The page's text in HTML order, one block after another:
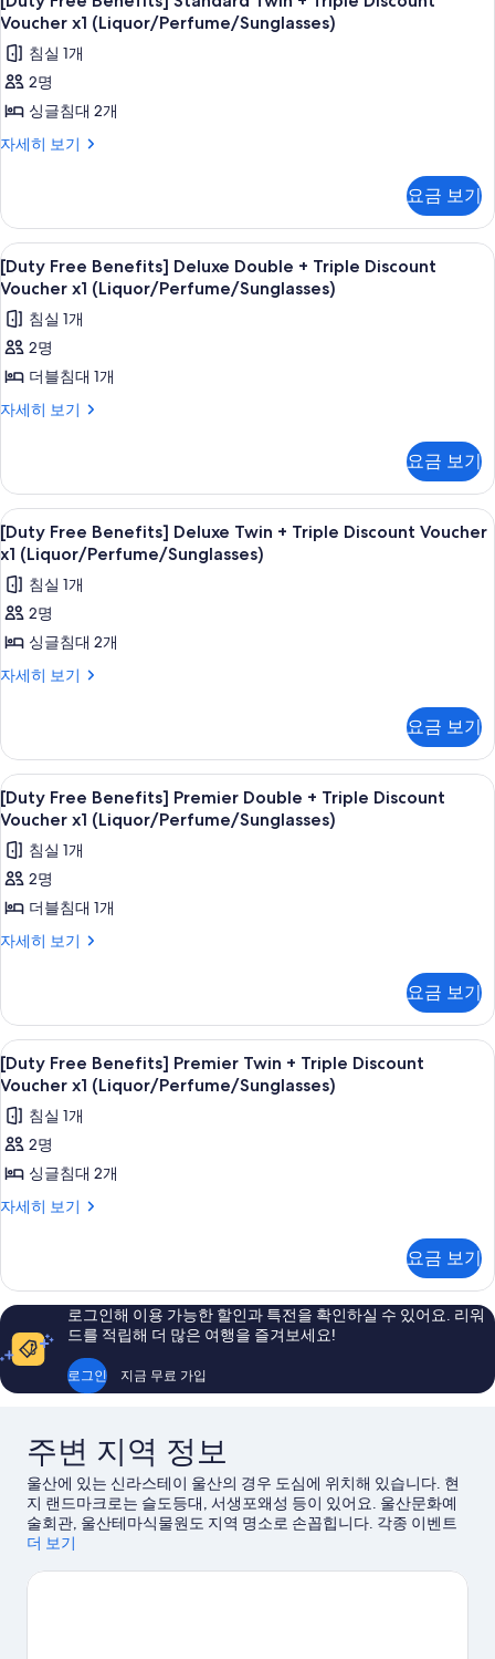
진
모
두
보
기
Discount
x1
(Liquor/Perfume/Sunglasses)
세
히
보
Free
Benefits]
Standard
Twin
+
Triple
x1
(Liquor/Perfume/Sunglasses)
사
진
모
두
보
기
Voucher x1 (Liquor/Perfume/Sunglasses)
침실 1개
2명
싱글침대 2개
자세히 보기
[Duty
Twin
Triple
Discount
x1
(Liquor/Perfume/Sunglasses)
세
히
보
요금 보기
[Duty
Free
Benefits]
Deluxe
Double
+
Triple
x1
(Liquor/Perfume/Sunglasses)
사
진
모
두
보
기
고급 침구, 객실 내 금고, 암막 커튼, 방
10
[Duty Free Benefits] Deluxe Double + Triple Discount
Voucher x1 (Liquor/Perfume/Sunglasses)
침실 1개
2명
더블침대 1개
자세히 보기
[Duty
Double
Triple
Discount
Voucher
x1
(Liquor/Perfume/Sunglasses)
세
히
보
요금 보기
[Duty
Free
Benefits]
Deluxe
Twin
+
Triple
x1
(Liquor/Perfume/Sunglasses)
사
진
모
두
보
기
고급 침구, 객실 내 금고, 암막 커튼, 방
11
[Duty Free Benefits] Deluxe Twin + Triple Discount Voucher
x1 (Liquor/Perfume/Sunglasses)
침실 1개
2명
싱글침대 2개
자세히 보기
[Duty
Twin
Triple
Discount
x1
(Liquor/Perfume/Sunglasses)
세
히
보
요금 보기
[Duty
Free
Benefits]
Premier
Double
+
Triple
x1
(Liquor/Perfume/Sunglasses)
사
진
모
두
보
기
고급 침구, 객실 내 금고, 암막 커튼, 방
7
[Duty Free Benefits] Premier Double + Triple Discount
Voucher x1 (Liquor/Perfume/Sunglasses)
침실 1개
2명
더블침대 1개
자세히 보기
[Duty
Double
Triple
Discount
x1
(Liquor/Perfume/Sunglasses)
세
히
보
요금 보기
[Duty
Free
Benefits]
Premier
Twin
+
Triple
x1
(Liquor/Perfume/Sunglasses)
사
진
모
고급 침구, 객실 내 금고, 암막 커튼, 방
8
[Duty Free Benefits] Premier Twin + Triple Discount
Voucher x1 (Liquor/Perfume/Sunglasses)
침실 1개
2명
싱글침대 2개
자세히 보기
[Duty
Twin
+
Triple
Discount
Voucher
x1
요금 보기
로그인해 이용 가능한 할인과 특전을 확인하실 수 있어요. 리워
드를 적립해 더 많은 여행을 즐겨보세요!
로그인 지금 무료 가입
주변 지역 정보
울산에 있는 신라스테이 울산의 경우 도심에 위치해 있습니다. 현
지 랜드마크로는 슬도등대, 서생포왜성 등이 있어요. 울산문화예
술회관, 울산테마식물원도 지역 명소로 손꼽힙니다. 각종 이벤트
나 게임이 개최되는 추억탁구장, 동천체육관도 놓치지 마세요.
더 보기